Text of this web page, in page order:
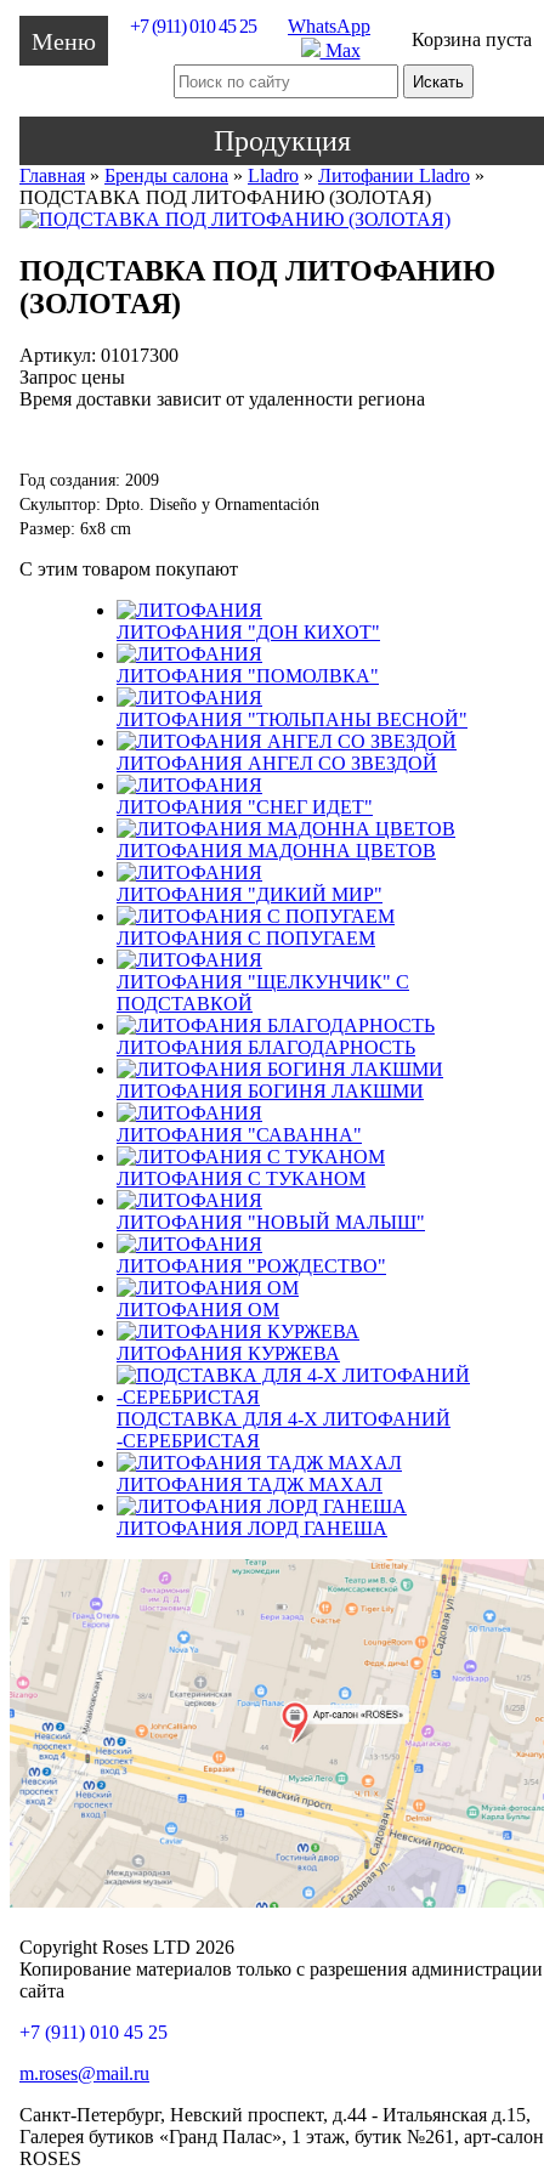
Меню
WhatsApp
Max
Корзина пуста
+7 (911) 010 45 25
Продукция
Главная » Бренды салона » Lladro » Литофании Lladro »
ПОДСТАВКА ПОД ЛИТОФАНИЮ (ЗОЛОТАЯ)
ПОДСТАВКА ПОД ЛИТОФАНИЮ
(ЗОЛОТАЯ)
Артикул: 01017300
Запрос цены
Время доставки зависит от удаленности региона
Год создания: 2009
Скульптор: Dpto. Diseño y Ornamentación
Размер: 6x8 cm
С этим товаром покупают
ЛИТОФАНИЯ "ДОН КИХОТ"
ЛИТОФАНИЯ "ПОМОЛВКА"
ЛИТОФАНИЯ "ТЮЛЬПАНЫ ВЕСНОЙ"
ЛИТОФАНИЯ АНГЕЛ СО ЗВЕЗДОЙ
ЛИТОФАНИЯ "СНЕГ ИДЕТ"
ЛИТОФАНИЯ МАДОННА ЦВЕТОВ
ЛИТОФАНИЯ "ДИКИЙ МИР"
ЛИТОФАНИЯ С ПОПУГАЕМ
ЛИТОФАНИЯ "ЩЕЛКУНЧИК" С
ПОДСТАВКОЙ
ЛИТОФАНИЯ БЛАГОДАРНОСТЬ
ЛИТОФАНИЯ БОГИНЯ ЛАКШМИ
ЛИТОФАНИЯ "САВАННА"
ЛИТОФАНИЯ С ТУКАНОМ
ЛИТОФАНИЯ "НОВЫЙ МАЛЫШ"
ЛИТОФАНИЯ "РОЖДЕСТВО"
ЛИТОФАНИЯ ОМ
ЛИТОФАНИЯ КУРЖЕВА
ПОДСТАВКА ДЛЯ 4-Х ЛИТОФАНИЙ
-СЕРЕБРИСТАЯ
ЛИТОФАНИЯ ТАДЖ МАХАЛ
ЛИТОФАНИЯ ЛОРД ГАНЕША
Copyright Roses LTD 2026
Копирование материалов только с разрешения администрации
сайта
+7 (911) 010 45 25
m.roses@mail.ru
Санкт-Петербург, Невский проспект, д.44 - Итальянская д.15,
Галерея бутиков «Гранд Палас», 1 этаж, бутик №261, арт-салон
ROSES